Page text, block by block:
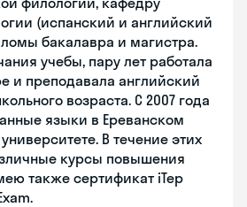
(испанский и английский
бакалавра и магистра.
учебы, пару лет работала
и преподавала английский
возраста. С 2007 года
языки в Ереванском
В течение этих
курсы повышения
также сертификат iTep